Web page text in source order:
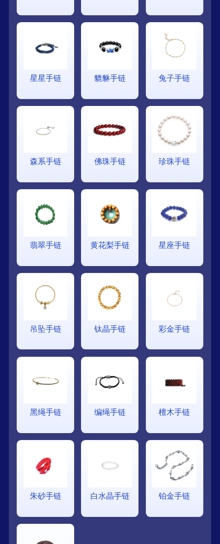
星星手链 貔貅手链 兔子手链
森系手链 佛珠手链 珍珠手链
翡翠手链 黄花梨手链 星座手链
吊坠手链 钛晶手链 彩金手链
黑绳手链 编绳手链 檀木手链
朱砂手链 白水晶手链 铂金手链